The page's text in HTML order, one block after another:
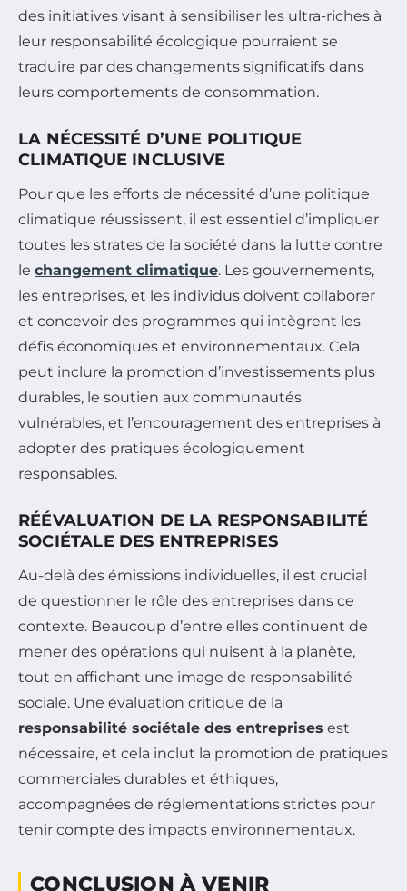
des initiatives visant à sensibiliser les ultra-riches à
leur responsabilité écologique pourraient se
traduire par des changements significatifs dans
leurs comportements de consommation.
LA NÉCESSITÉ D’UNE POLITIQUE
CLIMATIQUE INCLUSIVE
Pour que les efforts de nécessité d’une politique
climatique réussissent, il est essentiel d’impliquer
toutes les strates de la société dans la lutte contre
le changement climatique. Les gouvernements,
les entreprises, et les individus doivent collaborer
et concevoir des programmes qui intègrent les
défis économiques et environnementaux. Cela
peut inclure la promotion d’investissements plus
durables, le soutien aux communautés
vulnérables, et l’encouragement des entreprises à
adopter des pratiques écologiquement
responsables.
RÉÉVALUATION DE LA RESPONSABILITÉ
SOCIÉTALE DES ENTREPRISES
Au-delà des émissions individuelles, il est crucial
de questionner le rôle des entreprises dans ce
contexte. Beaucoup d’entre elles continuent de
mener des opérations qui nuisent à la planète,
tout en affichant une image de responsabilité
sociale. Une évaluation critique de la
responsabilité sociétale des entreprises est
nécessaire, et cela inclut la promotion de pratiques
commerciales durables et éthiques,
accompagnées de réglementations strictes pour
tenir compte des impacts environnementaux.
CONCLUSION À VENIR